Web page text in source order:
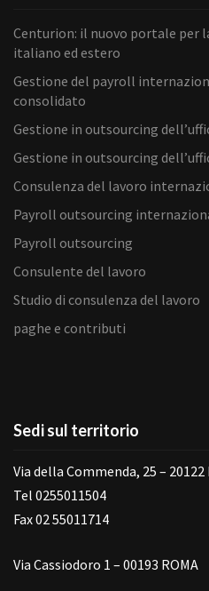
Centurion: il nuovo portale per
italiano ed estero
Gestione del payroll
consolidato
Gestione in outsourcing
Gestione in outsourcing
Consulenza del lavoro
Payroll outsourcing
Payroll outsourcing
Consulente del lavoro
Studio di consulenza del lavoro
paghe e contributi
Sedi sul territorio
Via della Commenda, 25 –
Tel 0255011504
Fax 02 55011714
Via Cassiodoro 1 – 00193 ROMA